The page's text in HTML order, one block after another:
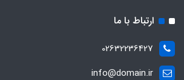
ارتباط با ما
02632236427
info@domain.ir